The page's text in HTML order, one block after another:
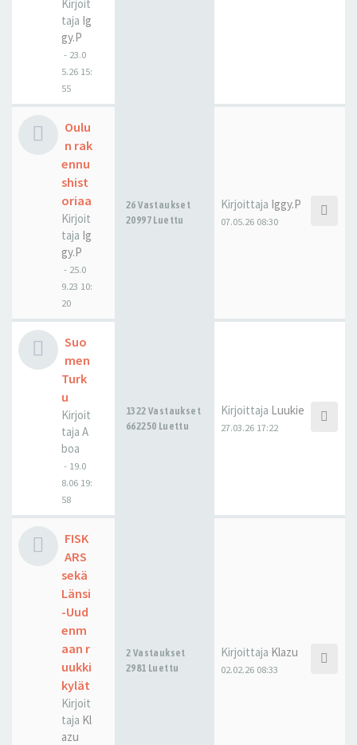
Kirjoit
taja Ig
gy.P
- 23.0
5.26 15:
55
Oulu
n rak
ennu
shist
oriaa
Kirjoit
taja Ig
gy.P
- 25.0
9.23 10:
20
26 Vastaukset
20997 Luettu
Kirjoittaja Iggy.P
07.05.26 08:30
Suo
men
Turk
u
Kirjoit
taja A
boa
- 19.0
8.06 19:
58
1322 Vastaukset
662250 Luettu
Kirjoittaja Luukie
27.03.26 17:22
FISK
ARS
sekä
Länsi
-Uud
enm
aan r
uukki
kylät
Kirjoit
taja Kl
azu
2 Vastaukset
2981 Luettu
Kirjoittaja Klazu
02.02.26 08:33